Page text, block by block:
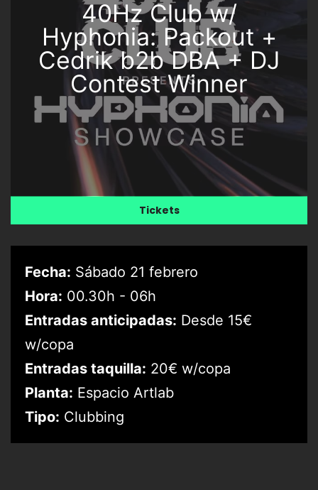
40Hz Club w/
Hyphonia: Packout +
Cedrik b2b DBA + DJ
Contest Winner
Tickets
Fecha: Sábado 21 febrero
Hora: 00.30h - 06h
Entradas anticipadas: Desde 15€
w/copa
Entradas taquilla: 20€ w/copa
Planta: Espacio Artlab
Tipo: Clubbing